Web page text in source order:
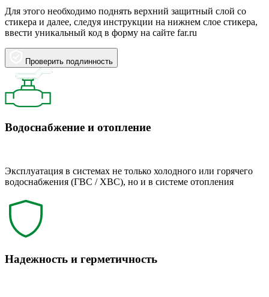
Для этого необходимо поднять верхний защитный слой со
стикера и далее, следуя инструкции на нижнем слое стикера,
ввести уникальный код в форму на сайте far.ru
Проверить подлинность
Водоснабжение и отопление
Эксплуатация в системах не только холодного или горячего
водоснабжения (ГВС / ХВС), но и в системе отопления
Надежность и герметичность